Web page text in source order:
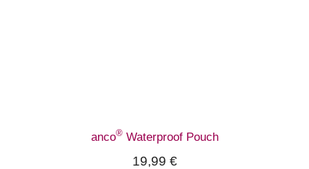
anco®Waterproof Pouch
19,99 €